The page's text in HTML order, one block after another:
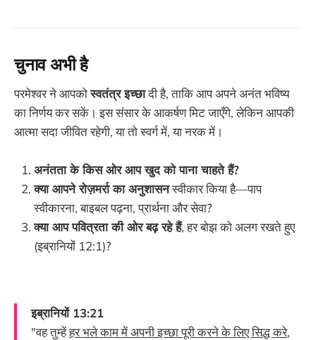
चुनाव अभी है
परमेश्वर ने आपकोस्वतंत्र इच्छादी है, ताकि आप अपने अनंत भविष्य
का निर्णय कर सकें। इस संसार के आकर्षण मिट जाएँगे, लेकिन आपकी
आत्मा सदा जीवित रहेगी, या तो स्वर्ग में, या नरक में।
अनंतता के किस ओर आप खुद को पाना चाहते हैं?
क्या आपने रोज़मर्रा का अनुशासनस्वीकार किया है—पाप
स्वीकारना, बाइबल पढ़ना, प्रार्थना और सेवा?
क्या आप पवित्रता की ओर बढ़ रहे हैं, हर बोझ को अलग रखते हुए
(इब्रानियों 12:1)?
इब्रानियों 13:21
"वह तुम्हेंहर भले काम में अपनी इच्छा पूरी करने के लिए सिद्ध करे,